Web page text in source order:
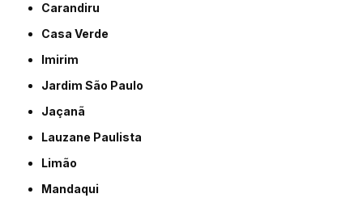
Carandiru
Casa Verde
Imirim
Jardim São Paulo
Jaçanã
Lauzane Paulista
Limão
Mandaqui